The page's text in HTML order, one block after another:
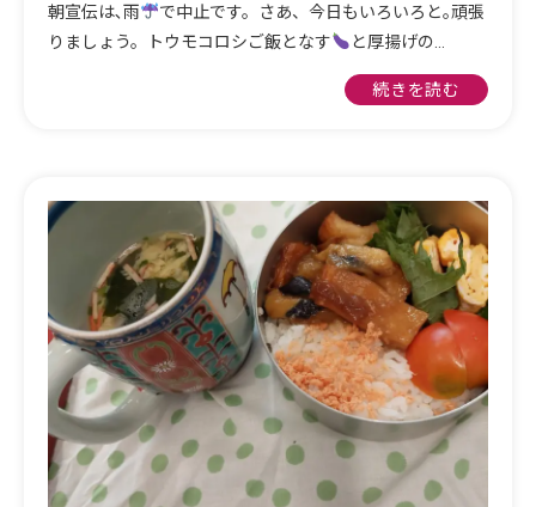
朝宣伝は､雨
で中止です。さあ、今日もいろいろと｡頑張
りましょう。トウモコロシご飯となす
と厚揚げの…
続きを読む